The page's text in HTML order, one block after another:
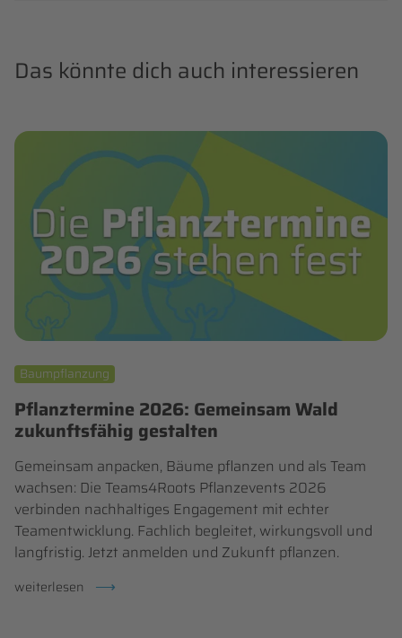
Das könnte dich auch interessieren
Baumpflanzung
Pflanztermine 2026: Gemeinsam Wald
zukunftsfähig gestalten
Gemeinsam anpacken, Bäume pflanzen und als Team
wachsen: Die Teams4Roots Pflanzevents 2026
verbinden nachhaltiges Engagement mit echter
Teamentwicklung. Fachlich begleitet, wirkungsvoll und
langfristig. Jetzt anmelden und Zukunft pflanzen.
weiterlesen pflanztermine